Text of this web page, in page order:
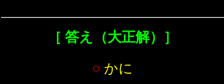
［ 答え（大正解）］
○ かに